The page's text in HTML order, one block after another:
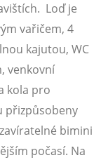
Loď je
vařičem, 4
kajutou, WC
venkovní
kola pro
přizpůsobeny
bimini
počasí. Na